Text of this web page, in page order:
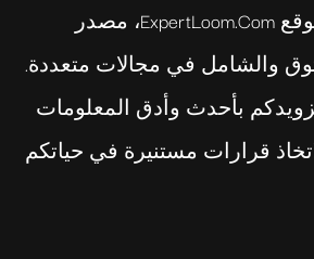
مرحبًا بكم في موقع ExpertLoom.com، مصدر
والشامل في مجالات متعددة.
بأحدث وأدق المعلومات
قرارات مستنيرة في حياتكم